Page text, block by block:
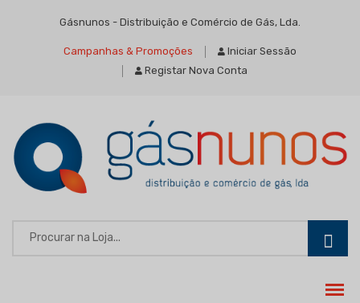
Gásnunos - Distribuição e Comércio de Gás, Lda.
Campanhas & Promoções
Iniciar Sessão
Registar Nova Conta